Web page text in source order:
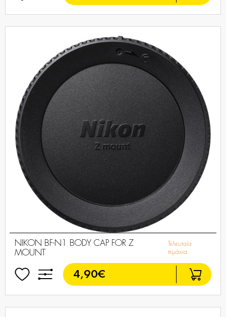
NIKON BF-N1 BODY CAP FOR Z
MOUNT
Τελευταία
τεμάχια
4,90€